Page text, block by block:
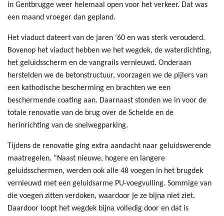
in Gentbrugge weer helemaal open voor het verkeer. Dat was
een maand vroeger dan gepland.
Het viaduct dateert van de jaren ‘60 en was sterk verouderd.
Bovenop het viaduct hebben we het wegdek, de waterdichting,
het geluidsscherm en de vangrails vernieuwd. Onderaan
herstelden we de betonstructuur, voorzagen we de pijlers van
een kathodische bescherming en brachten we een
beschermende coating aan. Daarnaast stonden we in voor de
totale renovatie van de brug over de Schelde en de
herinrichting van de snelwegparking.
Tijdens de renovatie ging extra aandacht naar geluidswerende
maatregelen. “Naast nieuwe, hogere en langere
geluidsschermen, werden ook alle 48 voegen in het brugdek
vernieuwd met een geluidsarme PU-voegvulling. Sommige van
die voegen zitten verdoken, waardoor je ze bijna niet ziet.
Daardoor loopt het wegdek bijna volledig door en dat is